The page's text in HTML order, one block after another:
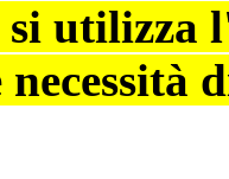
si
necessità